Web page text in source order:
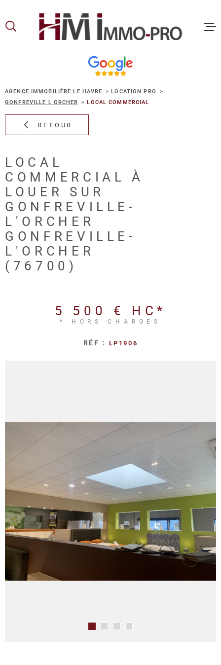
lamenu
contenu
AGENCE IMMOBILIÈRE LE HAVRE
LOCATION PRO
GONFREVILLE L ORCHER
LOCAL COMMERCIAL
RETOUR
LOCAL
COMMERCIAL À
LOUER SUR
GONFREVILLE-
L'ORCHER
GONFREVILLE-
L'ORCHER
(76700)
5 500 € HC*
* HORS CHARGES
RÉF : LP1906